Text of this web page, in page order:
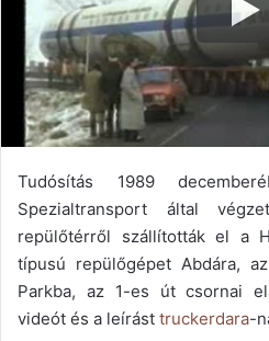
Tudósítás 1989
Spezialtransport által
repülőtérről szállították el a
típusú repülőgépet Abdára,
Parkba, az 1-es út csornai
videót és a leírást truckerdara-